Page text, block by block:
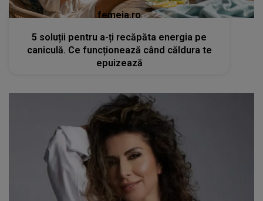
femeia.ro
5 soluții pentru a-ți recăpăta energia pe
caniculă. Ce funcționează când căldura te
epuizează